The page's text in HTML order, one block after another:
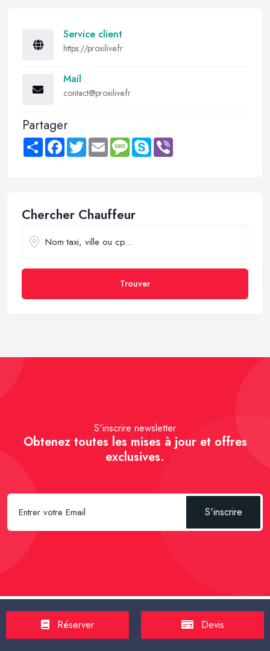
Service client
https://proxilive.fr
Mail
contact@proxilive.fr
Partager
Share FacebookTwitter Email MessageSkype
Chercher Chauffeur
Trouver
S'inscrire newsletter
Obtenez toutes les mises à jour et offres
exclusives.
S'inscrire
Spécial Passager :Réserver un Taxi VSL -Réserver un Taxi
TPMR-Transport sanitaire, médicalisé-Tarif taxi en France en
Réserver Devis